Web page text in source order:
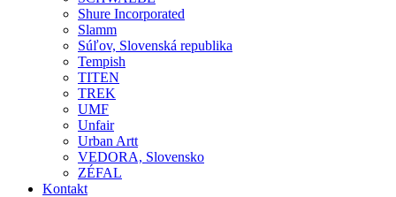
Shure Incorporated
Slamm
Súľov, Slovenská republika
Tempish
TITEN
TREK
UMF
Unfair
Urban Artt
VEDORA, Slovensko
ZÉFAL
Kontakt